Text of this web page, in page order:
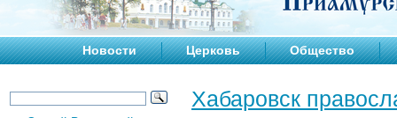
Новости Церковь Общество
Хабаровск